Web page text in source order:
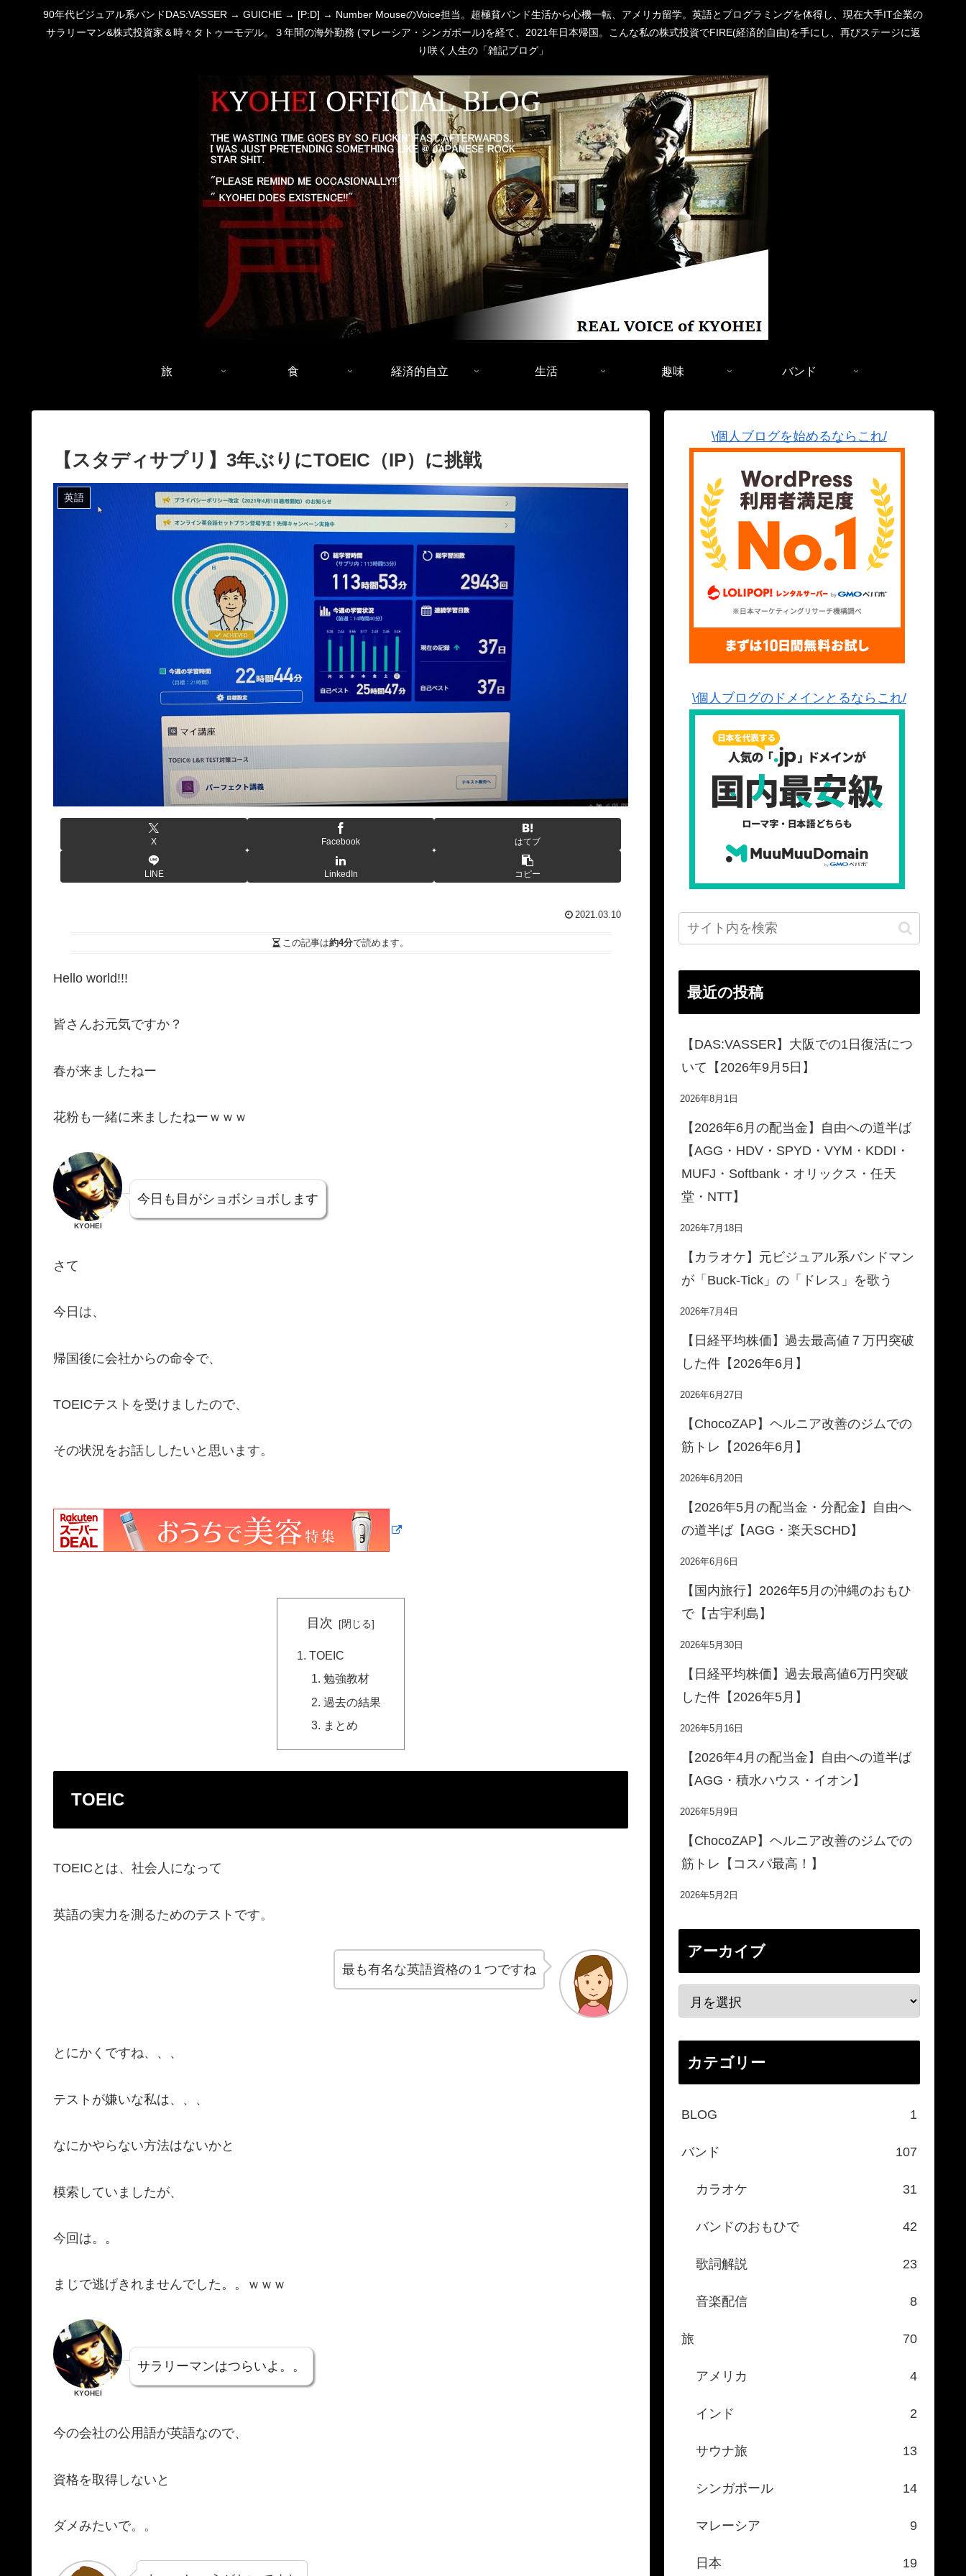
90年代ビジュアル系バンドDAS:VASSER → GUICHE → [P:D] → Number MouseのVoice担当。超極貧バンド生活から心機一転、アメリカ留学。英語とプログラミングを体得し、現在大手IT企業の
サラリーマン&株式投資家＆時々タトゥーモデル。３年間の海外勤務 (マレーシア・シンガポール)を経て、2021年日本帰国。こんな私の株式投資でFIRE(経済的自由)を手にし、再びステージに返
り咲く人生の「雑記ブログ」
旅 食 経済的自立 生活 趣味 バンド
【スタディサプリ】3年ぶりにTOEIC（IP）に挑戦
英語
X Facebook はてブ
LINE LinkedIn コピー
2021.03.10
この記事は約4分で読めます。
Hello world!!!
皆さんお元気ですか？
春が来ましたねー
花粉も一緒に来ましたねーｗｗｗ
KYOHEI
今日も目がショボショボします
さて
今日は、
帰国後に会社からの命令で、
TOEICテストを受けましたので、
その状況をお話ししたいと思います。
目次
TOEIC
勉強教材
過去の結果
まとめ
TOEIC
TOEICとは、社会人になって
英語の実力を測るためのテストです。
最も有名な英語資格の１つですね
とにかくですね、、、
テストが嫌いな私は、、、
なにかやらない方法はないかと
模索していましたが、
今回は。。
まじで逃げきれませんでした。。ｗｗｗ
KYOHEI
サラリーマンはつらいよ。。
今の会社の公用語が英語なので、
資格を取得しないと
ダメみたいで。。
\個人ブログを始めるならこれ/
\個人ブログのドメインとるならこれ/
最近の投稿
【DAS:VASSER】大阪での1日復活につ
いて【2026年9月5日】
2026年8月1日
【2026年6月の配当金】自由への道半ば
【AGG・HDV・SPYD・VYM・KDDI・
MUFJ・Softbank・オリックス・任天
堂・NTT】
2026年7月18日
【カラオケ】元ビジュアル系バンドマン
が「Buck-Tick」の「ドレス」を歌う
2026年7月4日
【日経平均株価】過去最高値７万円突破
した件【2026年6月】
2026年6月27日
【ChocoZAP】ヘルニア改善のジムでの
筋トレ【2026年6月】
2026年6月20日
【2026年5月の配当金・分配金】自由へ
の道半ば【AGG・楽天SCHD】
2026年6月6日
【国内旅行】2026年5月の沖縄のおもひ
で【古宇利島】
2026年5月30日
【日経平均株価】過去最高値6万円突破
した件【2026年5月】
2026年5月16日
【2026年4月の配当金】自由への道半ば
【AGG・積水ハウス・イオン】
2026年5月9日
【ChocoZAP】ヘルニア改善のジムでの
筋トレ【コスパ最高！】
2026年5月2日
アーカイブ
カテゴリー
BLOG 1
バンド 107
カラオケ 31
バンドのおもひで 42
歌詞解説 23
音楽配信 8
旅 70
アメリカ 4
インド 2
サウナ旅 13
シンガポール 14
マレーシア 9
日本 19